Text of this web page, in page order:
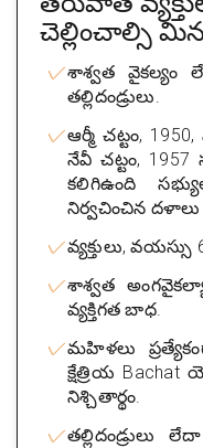
చెల్లించాల్సి
శాశ్వత వైకల్యం
తల్లిదండ్రులు.
ఆర్మీ చట్టం,
నేవీ చట్టం,
కలిగిఉంది
నిర్వచించిన దళాలు
వ్యక్తులు,
శాశ్వత
వ్యక్తిగత బాధ.
మహిళలు
క్షేత్రియ
నిశ్చితార్థం.
తల్లిదండ్రులు